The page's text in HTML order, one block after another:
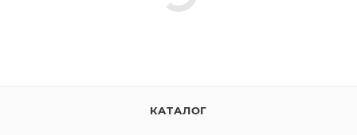
КАТАЛОГ